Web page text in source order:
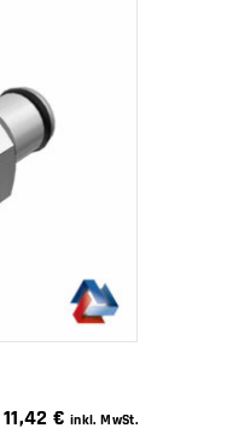
11,42€ inkl. MwSt.